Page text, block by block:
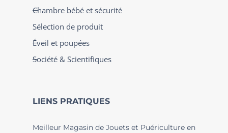
Chambre bébé et sécurité
Sélection de produit
Éveil et poupées
Société & Scientifiques
LIENS PRATIQUES
Meilleur Magasin de Jouets et Puériculture en